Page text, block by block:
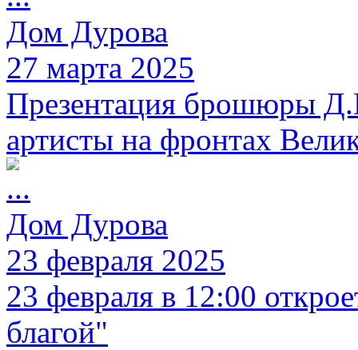
Дом Дурова
27 марта 2025
Презентация брошюры
артисты на фронтах
Дом Дурова
23 февраля 2025
23 февраля в 12:00
благой"